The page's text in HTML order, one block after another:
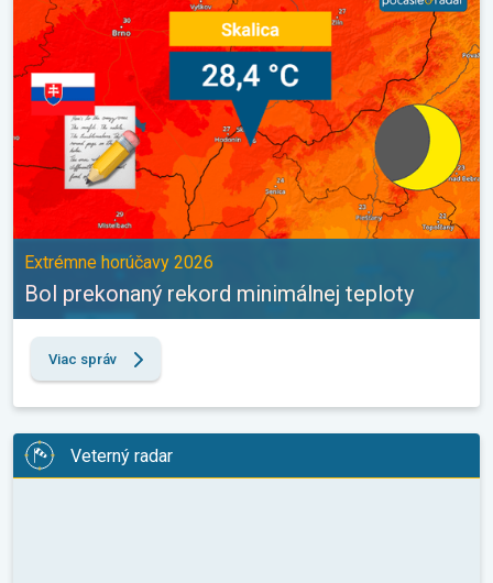
Extrémne horúčavy 2026
Bol prekonaný rekord minimálnej teploty
Viac správ
Veterný radar